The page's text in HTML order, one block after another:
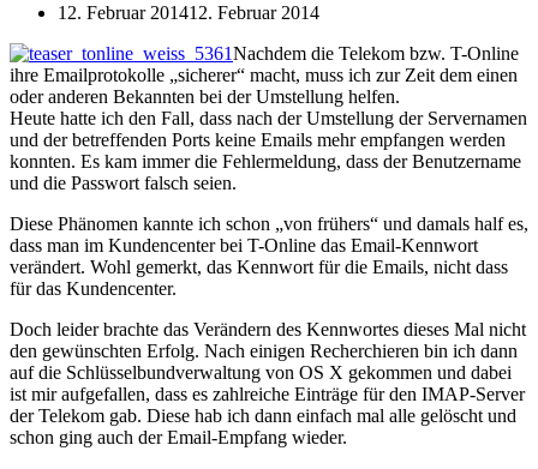
12. Februar 201412. Februar 2014
Nachdem die Telekom bzw. T-Online
ihre Emailprotokolle „sicherer“ macht, muss ich zur Zeit dem einen
oder anderen Bekannten bei der Umstellung helfen.
Heute hatte ich den Fall, dass nach der Umstellung der Servernamen
und der betreffenden Ports keine Emails mehr empfangen werden
konnten. Es kam immer die Fehlermeldung, dass der Benutzername
und die Passwort falsch seien.
Diese Phänomen kannte ich schon „von frühers“ und damals half es,
dass man im Kundencenter bei T-Online das Email-Kennwort
verändert. Wohl gemerkt, das Kennwort für die Emails, nicht dass
für das Kundencenter.
Doch leider brachte das Verändern des Kennwortes dieses Mal nicht
den gewünschten Erfolg. Nach einigen Recherchieren bin ich dann
auf die Schlüsselbundverwaltung von OS X gekommen und dabei
ist mir aufgefallen, dass es zahlreiche Einträge für den IMAP-Server
der Telekom gab. Diese hab ich dann einfach mal alle gelöscht und
schon ging auch der Email-Empfang wieder.